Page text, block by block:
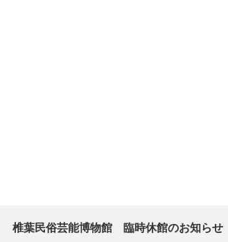
椎葉民俗芸能博物館 臨時休館のお知らせ